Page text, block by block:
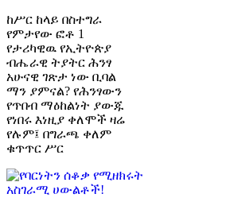
ከሥር ከላይ በስተግራ
የምታየው ፎቶ 1
የታሪካዊዉ የኢትዮጵያ
ብሔራዊ ትያትር ሕንፃ
አሁናዊ ገጽታ ነው ቢባል
ማን ያምናል? የሕንፃውን
የጥበብ ማዕከልነት ያውጁ
የነበሩ እነዚያ ቀለሞች ዛሬ
የሉም፤ በግራጫ ቀለም
ቁጥጥር ሥር